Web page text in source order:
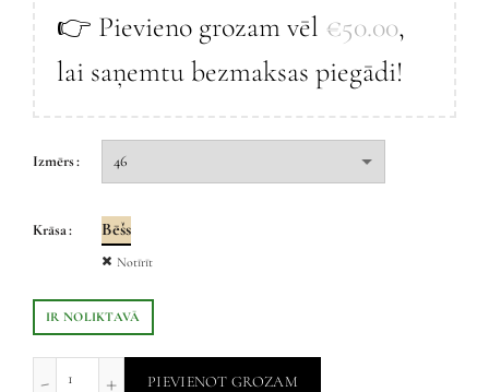
👉 Pievieno grozam vēl €50.00,
lai saņemtu bezmaksas piegādi!
Izmērs
Krāsa Bēšs
Notīrīt
IR NOLIKTAVĀ
PIEVIENOT GROZAM